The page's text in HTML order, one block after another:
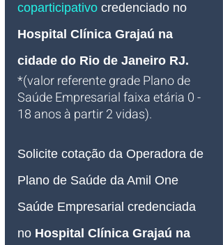
coparticipativo credenciado no
Hospital Clínica Grajaú na
cidade do Rio de Janeiro RJ.
*(valor referente grade Plano de
Saúde Empresarial faixa etária 0 -
18 anos à partir 2 vidas).
Solicite cotação da Operadora de
Plano de Saúde da Amil One
Saúde Empresarial credenciada
no Hospital Clínica Grajaú na